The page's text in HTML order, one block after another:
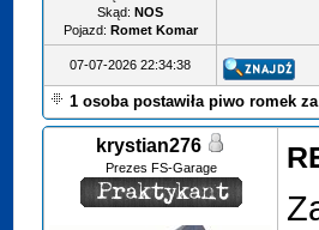
Skąd: NOS
Pojazd: Romet Komar
07-07-2026 22:34:38
1 osoba postawiła piwo romek
krystian276
Prezes FS-Garage